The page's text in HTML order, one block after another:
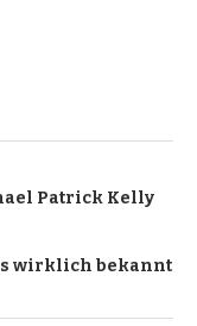
Patrick Kelly
wirklich bekannt